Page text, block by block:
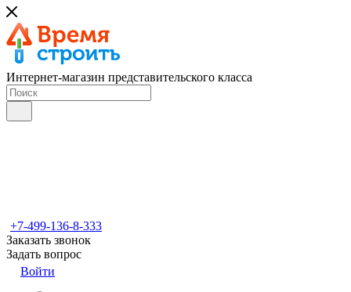
Интернет-магазин представительского класса
+7-499-136-8-333
Заказать звонок
Задать вопрос
Войти